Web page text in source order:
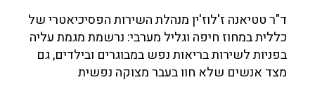
ד"ר טטיאנה ז'לוז'ין מנהלת השירות הפסיכיאטרי של
כללית במחוז חיפה וגליל מערבי: נרשמת מגמת עליה
בפניות לשירות בריאות נפש במבוגרים ובילדים, גם
מצד אנשים שלא חוו בעבר מצוקה נפשית